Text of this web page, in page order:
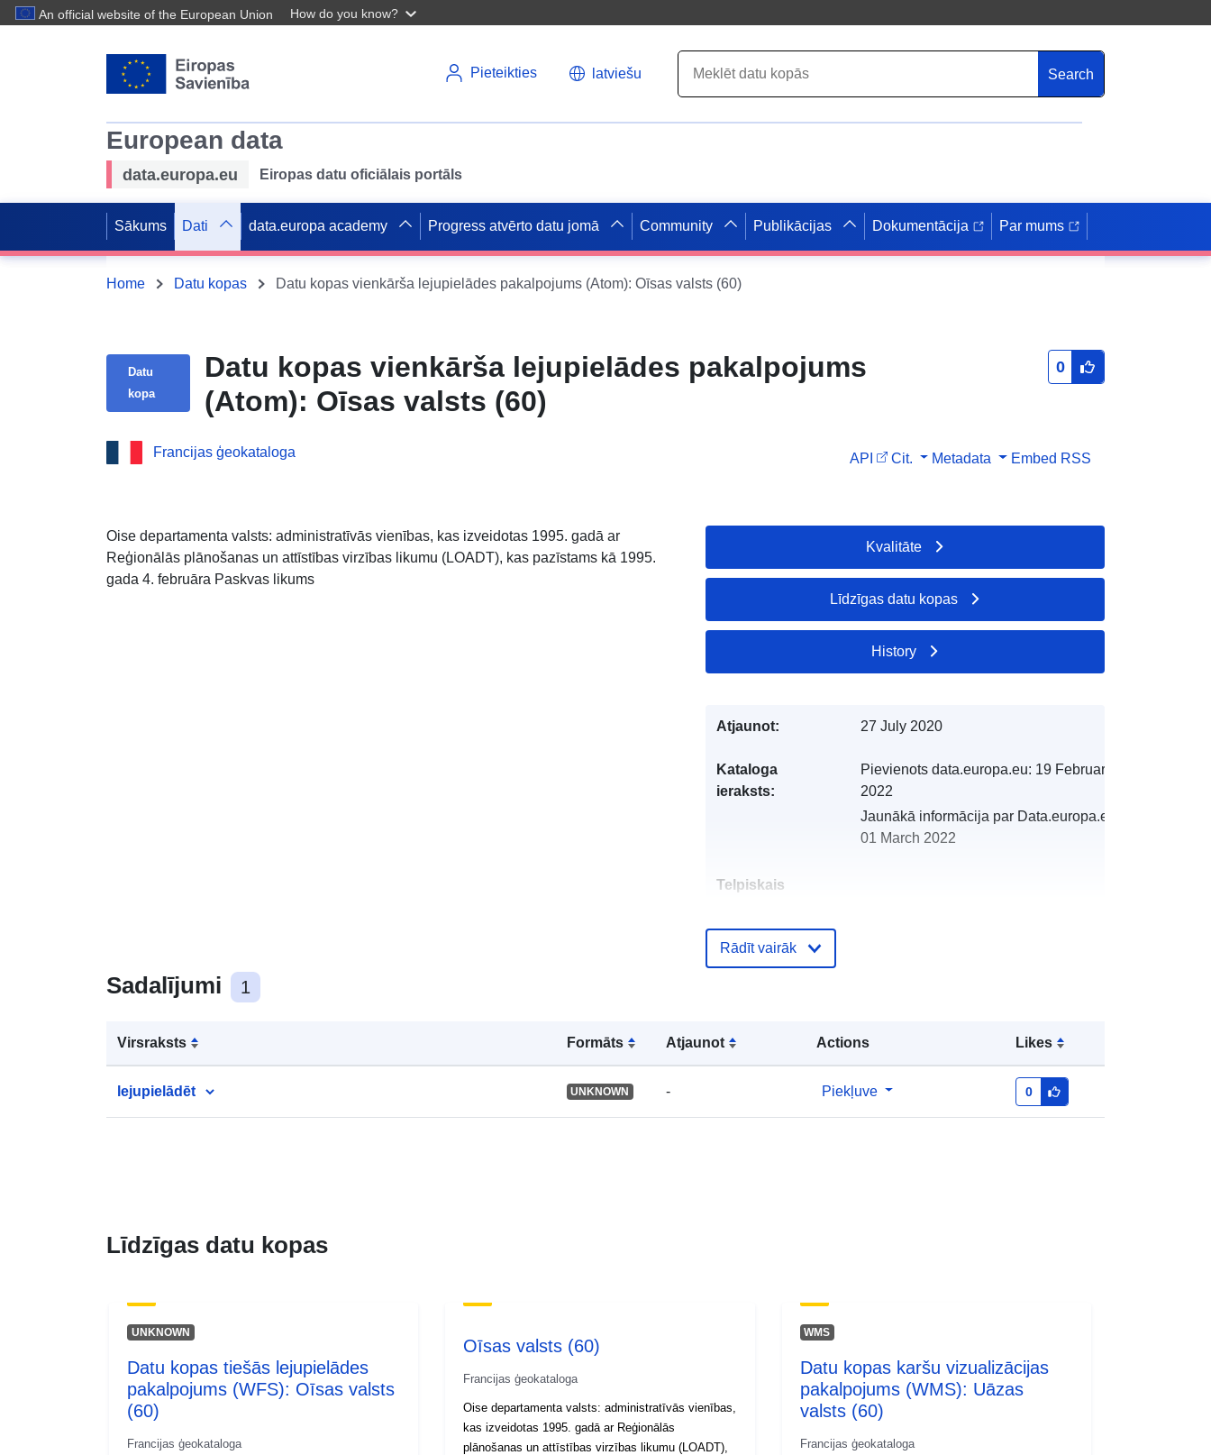
An official website of the European Union How do you know?
Pieteikties latviešu Search
European data
data.europa.eu Eiropas datu oficiālais portāls
Sākums Dati data.europa academy Progress atvērto datu jomā Community Publikācijas Dokumentācija Par mums
Home Datu kopas Datu kopas vienkārša lejupielādes pakalpojums (Atom): Oīsas valsts (60)
Datu
kopa
Datu kopas vienkārša lejupielādes pakalpojums
(Atom): Oīsas valsts (60)
0
Francijas ģeokataloga API Cit. Metadata Embed RSS
Oise departamenta valsts: administratīvās vienības, kas izveidotas 1995. gadā ar
Reģionālās plānošanas un attīstības virzības likumu (LOADT), kas pazīstams kā 1995.
gada 4. februāra Paskvas likums
Sadalījumi 1
Virsraksts Formāts Atjaunot Actions Likes
lejupielādēt UNKNOWN - Piekļuve 0
Kvalitāte
Līdzīgas datu kopas
History
Atjaunot: 27 July 2020
Kataloga
ieraksts:
Pievienots data.europa.eu: 19 February
2022
Jaunākā informācija par Data.europa.eu:
01 March 2022
Telpiskais
Identifikatori:
4866-9bd0-76c48e328bc4
http://data.europa.eu/88u/dataset/fr-
120066022-srv-6e61b55f-f880-
49b3-ada4-c3f2f7d73061
Rādīt vairāk
Līdzīgas datu kopas
UNKNOWN
Datu kopas tiešās lejupielādes
pakalpojums (WFS): Oīsas valsts
(60)
Francijas ģeokataloga
Oīsas valsts (60)
Francijas ģeokataloga
Oise departamenta valsts: administratīvās vienības,
kas izveidotas 1995. gadā ar Reģionālās
plānošanas un attīstības virzības likumu (LOADT),
WMS
Datu kopas karšu vizualizācijas
pakalpojums (WMS): Uāzas
valsts (60)
Francijas ģeokataloga